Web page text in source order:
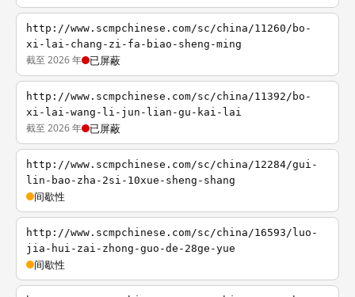
http://www.scmpchinese.com/sc/china/11260/bo-
xi-lai-chang-zi-fa-biao-sheng-ming
截至 2026 年 已屏蔽
http://www.scmpchinese.com/sc/china/11392/bo-
xi-lai-wang-li-jun-lian-gu-kai-lai
截至 2026 年 已屏蔽
http://www.scmpchinese.com/sc/china/12284/gui-
lin-bao-zha-2si-10xue-sheng-shang
间歇性
http://www.scmpchinese.com/sc/china/16593/luo-
jia-hui-zai-zhong-guo-de-28ge-yue
间歇性